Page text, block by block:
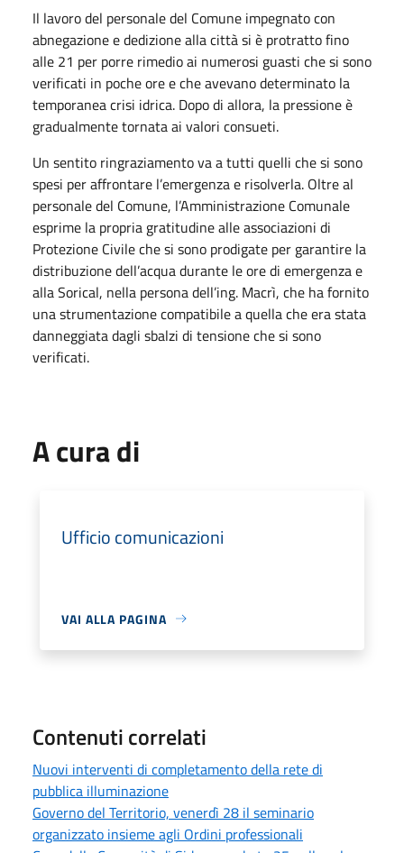
Il lavoro del personale del Comune impegnato con
abnegazione e dedizione alla città si è protratto fino
alle 21 per porre rimedio ai numerosi guasti che si sono
verificati in poche ore e che avevano determinato la
temporanea crisi idrica. Dopo di allora, la pressione è
gradualmente tornata ai valori consueti.
Un sentito ringraziamento va a tutti quelli che si sono
spesi per affrontare l’emergenza e risolverla. Oltre al
personale del Comune, l’Amministrazione Comunale
esprime la propria gratitudine alle associazioni di
Protezione Civile che si sono prodigate per garantire la
distribuzione dell’acqua durante le ore di emergenza e
alla Sorical, nella persona dell’ing. Macrì, che ha fornito
una strumentazione compatibile a quella che era stata
danneggiata dagli sbalzi di tensione che si sono
verificati.
A cura di
Ufficio comunicazioni
VAI ALLA PAGINA
Contenuti correlati
Nuovi interventi di completamento della rete di
pubblica illuminazione
Governo del Territorio, venerdì 28 il seminario
organizzato insieme agli Ordini professionali